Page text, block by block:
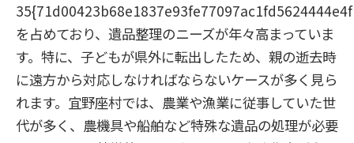
を占めており、遺品整理のニーズが年々高まっていま
す。特に、子どもが県外に転出したため、親の逝去時
に遠方から対応しなければならないケースが多く見ら
れます。宜野座村では、農業や漁業に従事していた世
代が多く、農機具や船舶など特殊な遺品の処理が必要